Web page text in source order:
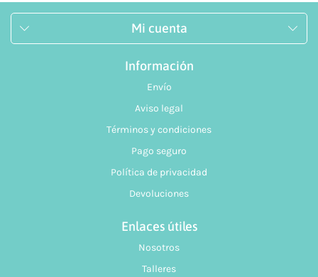
Mi cuenta
Información
Envío
Aviso legal
Términos y condiciones
Pago seguro
Política de privacidad
Devoluciones
Enlaces útiles
Nosotros
Talleres